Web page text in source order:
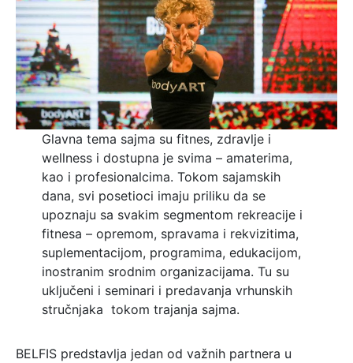
Glavna tema sajma su fitnes, zdravlje i
wellness i dostupna je svima – amaterima,
kao i profesionalcima. Tokom sajamskih
dana, svi posetioci imaju priliku da se
upoznaju sa svakim segmentom rekreacije i
fitnesa – opremom, spravama i rekvizitima,
suplementacijom, programima, edukacijom,
inostranim srodnim organizacijama. Tu su
uključeni i seminari i predavanja vrhunskih
stručnjaka tokom trajanja sajma.
BELFIS predstavlja jedan od važnih partnera u